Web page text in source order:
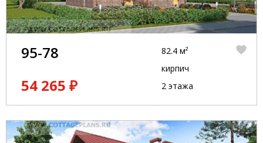
95-78
54 265 ₽
82.4 м²
кирпич
2 этажа